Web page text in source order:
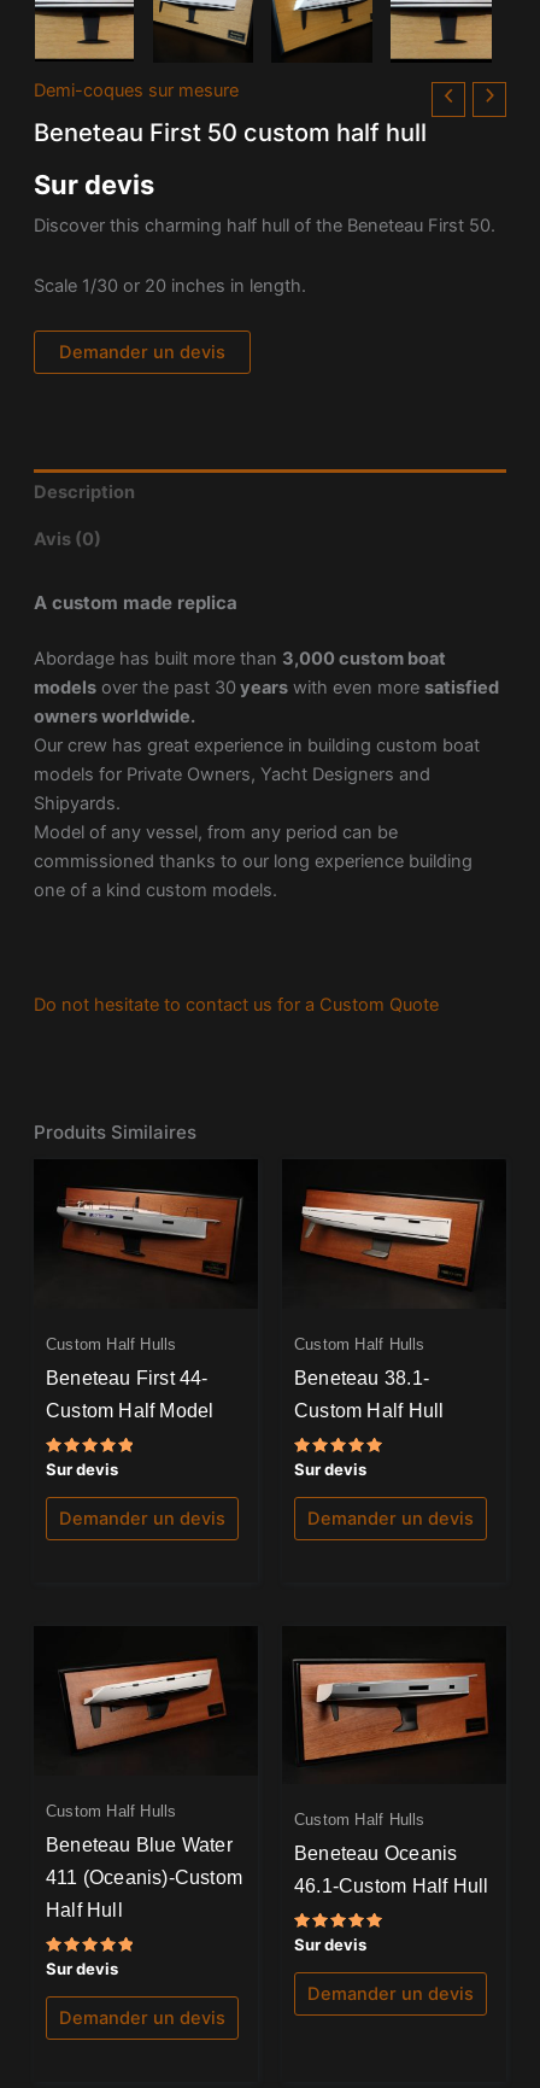
Demi-coques sur mesure
Beneteau First 50 custom half hull
Sur devis
Discover this charming half hull of the Beneteau First 50.
Scale 1/30 or 20 inches in length.
Demander un devis
Description
Avis (0)
A custom made replica
Abordage has built more than 3,000 custom boat
modelsover the past 30 yearswith even more satisfied
owners worldwide.
Our crew has great experience in building custom boat
models for Private Owners, Yacht Designers and
Shipyards.
Model of any vessel, from any period can be
commissioned thanks to our long experience building
one of a kind custom models.
Do not hesitate to contact us for a Custom Quote
Produits Similaires
Custom Half Hulls
Beneteau First 44-
Custom Half Model
Note
5.00
sur 5
Sur devis
Demander un devis
Custom Half Hulls
Beneteau 38.1-
Custom Half Hull
Note
5.00
sur 5
Sur devis
Demander un devis
Custom Half Hulls
Beneteau Blue Water
411 (Oceanis)-Custom
Half Hull
Note
5.00
sur 5
Sur devis
Demander un devis
Custom Half Hulls
Beneteau Oceanis
46.1-Custom Half Hull
Note
5.00
sur 5
Sur devis
Demander un devis